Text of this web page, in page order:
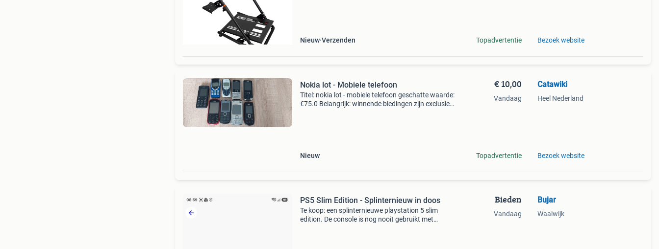
Nieuw Verzenden Topadvertentie Bezoek website
Nokia lot - Mobiele telefoon
Titel: nokia lot - mobiele telefoon geschatte waarde:
€75.0 Belangrijk: winnende biedingen zijn exclusief
Nieuw
€ 10,00
Vandaag
Topadvertentie
Catawiki
Heel Nederland
Bezoek website
PS5 Slim Edition - Splinternieuw in doos
Te koop: een splinternieuwe playstation 5 slim
edition. De console is nog nooit gebruikt met
Bieden
Vandaag
Bujar
Waalwijk